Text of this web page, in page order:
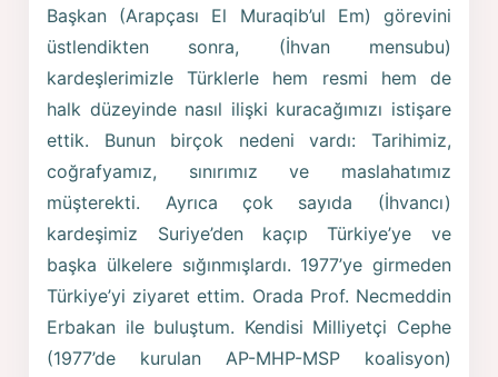
Başkan (Arapçası El Muraqib’ul Em) görevini
üstlendikten sonra, (İhvan mensubu)
kardeşlerimizle Türklerle hem resmi hem de
halk düzeyinde nasıl ilişki kuracağımızı istişare
ettik. Bunun birçok nedeni vardı: Tarihimiz,
coğrafyamız, sınırımız ve maslahatımız
müşterekti. Ayrıca çok sayıda (İhvancı)
kardeşimiz Suriye’den kaçıp Türkiye’ye ve
başka ülkelere sığınmışlardı. 1977’ye girmeden
Türkiye’yi ziyaret ettim. Orada Prof. Necmeddin
Erbakan ile buluştum. Kendisi Milliyetçi Cephe
(1977’de kurulan AP-MHP-MSP koalisyon)